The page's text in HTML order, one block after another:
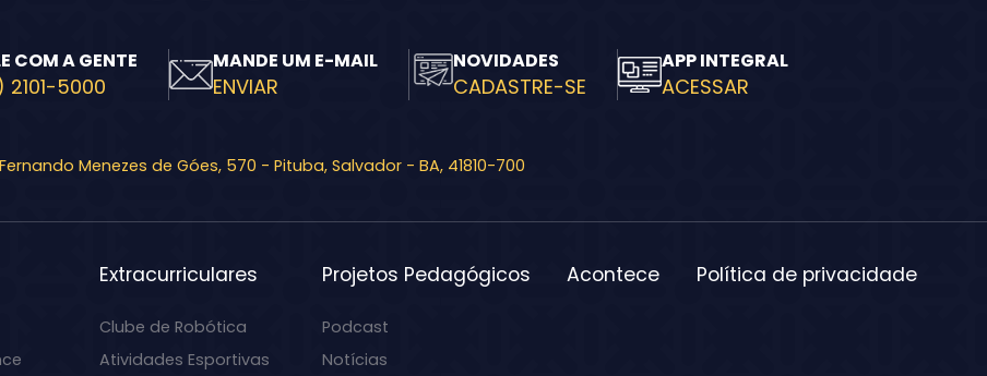
COM A GENTE
2101-5000
MANDE UM E-MAIL
ENVIAR
NOVIDADES
CADASTRE-SE
APP INTEGRAL
ACESSAR
Fernando Menezes de Góes, 570 - Pituba, Salvador - BA, 41810-700
Extracurriculares
Clube de Robótica
Atividades Esportivas
Projetos Pedagógicos
Podcast
Notícias
Acontece Política de privacidade